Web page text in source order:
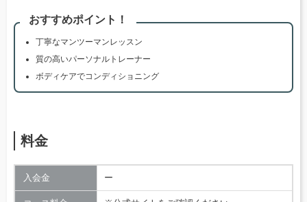
おすすめポイント！
丁寧なマンツーマンレッスン
質の高いパーソナルトレーナー
ボディケアでコンディショニング
料金
入会金 ー